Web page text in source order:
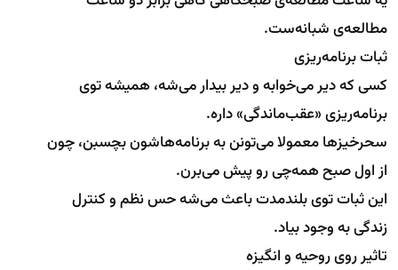
مطالعه‌ی شبانه‌ست.
ثبات برنامه‌ریزی
کسی که دیر می‌خوابه و دیر بیدار می‌شه، همیشه توی
برنامه‌ریزی «عقب‌ماندگی» داره.
سحرخیزها معمولا می‌تونن به برنامه‌هاشون بچسبن، چون
از اول صبح همه‌چی رو پیش می‌برن.
این ثبات توی بلندمدت باعث می‌شه حس نظم و کنترل
زندگی به وجود بیاد.
تاثیر روی روحیه و انگیزه